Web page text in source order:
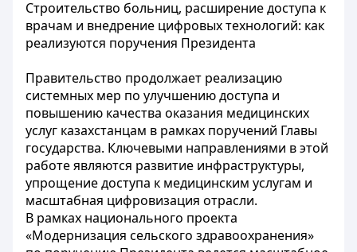
Строительство больниц, расширение доступа к
врачам и внедрение цифровых технологий: как
реализуются поручения Президента
Правительство продолжает реализацию
системных мер по улучшению доступа и
повышению качества оказания медицинских
услуг казахстанцам в рамках поручений Главы
государства. Ключевыми направлениями в этой
работе являются развитие инфраструктуры,
упрощение доступа к медицинским услугам и
масштабная цифровизация отрасли.
В рамках национального проекта
«Модернизация сельского здравоохранения»